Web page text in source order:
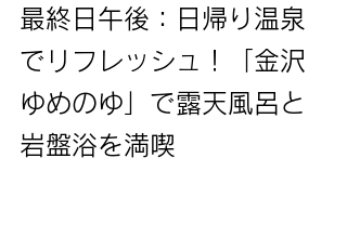
最終日午後：日帰り温泉
でリフレッシュ！「金沢
ゆめのゆ」で露天風呂と
岩盤浴を満喫